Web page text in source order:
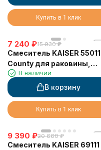
Купить в 1 клик
7 240 ₽15 930 ₽
Смеситель KAISER 55011
County для раковины,
хромВ наличии
В корзину
Купить в 1 клик
9 390 ₽20 660 ₽
Смеситель KAISER 69111